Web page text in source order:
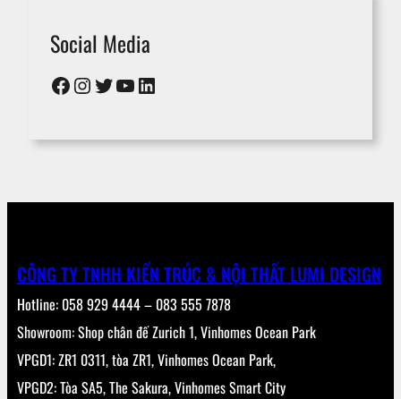
Social Media
Facebook Instagram Twitter YouTube LinkedIn
CÔNG TY TNHH KIẾN TRÚC & NỘI THẤT LUMI DESIGN
Hotline: 058 929 4444 – 083 555 7878
Showroom: Shop chân đế Zurich 1, Vinhomes Ocean Park
VPGD1: ZR1 0311, tòa ZR1, Vinhomes Ocean Park,
VPGD2: Tòa SA5, The Sakura, Vinhomes Smart City